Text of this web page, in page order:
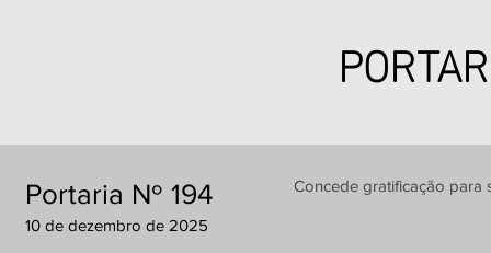
10 de dezembro de 2025
Portaria Nº 194 Concede gratificação para